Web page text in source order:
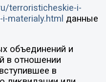
terroristicheskie-i-
materialy.html данные
объединений и
в отношении
в